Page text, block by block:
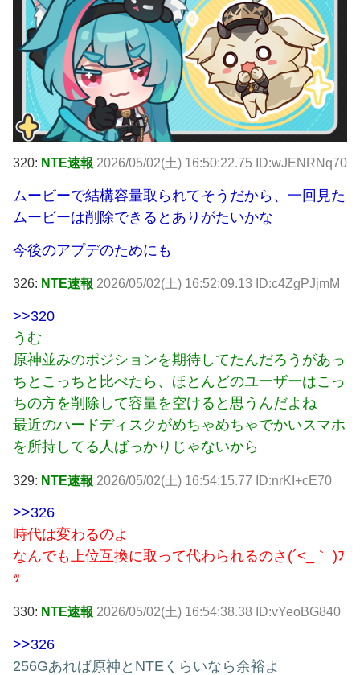
320: NTE速報 2026/05/02(土) 16:50:22.75 ID:wJENRNq70
ムービーで結構容量取られてそうだから、一回見た
ムービーは削除できるとありがたいかな
今後のアプデのためにも
326: NTE速報 2026/05/02(土) 16:52:09.13 ID:c4ZgPJjmM
>>320
うむ
原神並みのポジションを期待してたんだろうがあっ
ちとこっちと比べたら、ほとんどのユーザーはこっ
ちの方を削除して容量を空けると思うんだよね
最近のハードディスクがめちゃめちゃでかいスマホ
を所持してる人ばっかりじゃないから
329: NTE速報 2026/05/02(土) 16:54:15.77 ID:nrKI+cE70
>>326
時代は変わるのよ
なんでも上位互換に取って代わられるのさ(´<_｀ )ﾌ
ｯ
330: NTE速報 2026/05/02(土) 16:54:38.38 ID:vYeoBG840
>>326
256Gあれば原神とNTEくらいなら余裕よ